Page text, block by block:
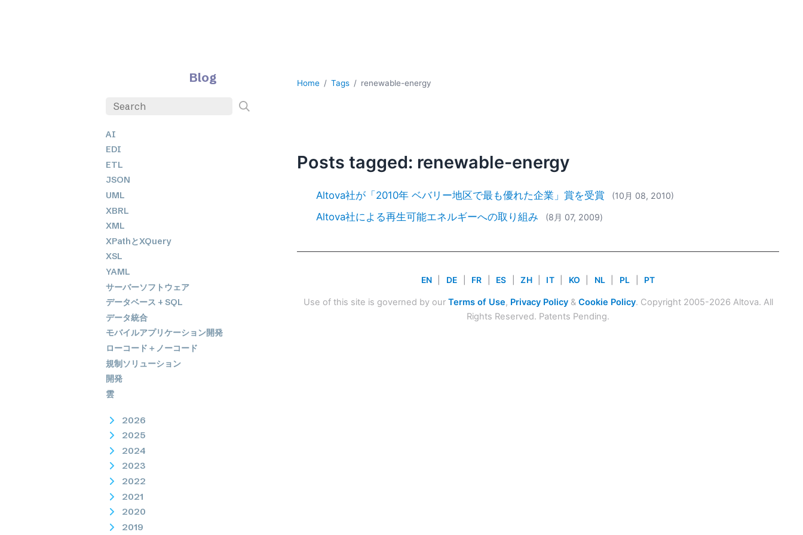
Blog
AI
EDI
ETL
JSON
UML
XBRL
XML
XPathとXQuery
XSL
YAML
サーバーソフトウェア
データベース + SQL
データ統合
モバイルアプリケーション開発
ローコード＋ノーコード
規制ソリューション
開発
雲
2026
2025
2024
2023
2022
2021
2020
2019
Home Tags renewable-energy
Posts tagged: renewable-energy
Altova社が「2010年 ベバリー地区で最も優れた企業」賞を受賞 (10月 08, 2010)
Altova社による再生可能エネルギーへの取り組み (8月 07, 2009)
EN DE FR ES ZH IT KO NL PL PT
Use of this site is governed by our Terms of Use, Privacy Policy& Cookie Policy. Copyright 2005-2026 Altova. All
Rights Reserved. Patents Pending.